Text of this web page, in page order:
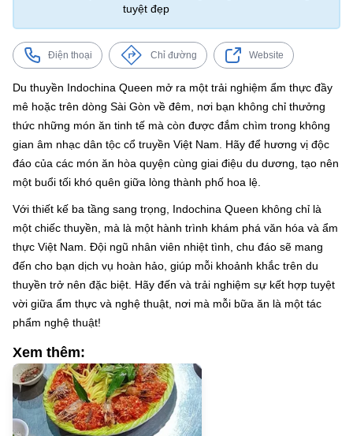
tuyệt đẹp
Điện thoại Chỉ đường Website
Du thuyền Indochina Queen mở ra một trải nghiệm ẩm thực đầy
mê hoặc trên dòng Sài Gòn về đêm, nơi bạn không chỉ thưởng
thức những món ăn tinh tế mà còn được đắm chìm trong không
gian âm nhạc dân tộc cổ truyền Việt Nam. Hãy để hương vị độc
đáo của các món ăn hòa quyện cùng giai điệu du dương, tạo nên
một buổi tối khó quên giữa lòng thành phố hoa lệ.
Với thiết kế ba tầng sang trọng, Indochina Queen không chỉ là
một chiếc thuyền, mà là một hành trình khám phá văn hóa và ẩm
thực Việt Nam. Đội ngũ nhân viên nhiệt tình, chu đáo sẽ mang
đến cho bạn dịch vụ hoàn hảo, giúp mỗi khoảnh khắc trên du
thuyền trở nên đặc biệt. Hãy đến và trải nghiệm sự kết hợp tuyệt
vời giữa ẩm thực và nghệ thuật, nơi mà mỗi bữa ăn là một tác
phẩm nghệ thuật!
Xem thêm: